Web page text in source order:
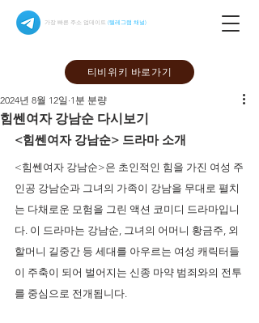
가장 빠른 주소 업데이트 (텔레그램 채널)
티비위키 바로가기
힘쎈여자 강남순 다시보기
2024년 8월 12일 1분 분량
<힘쎈여자 강남순> 드라마 소개
<힘쎈여자 강남순>은 초인적인 힘을 가진 여성 주
인공 강남순과 그녀의 가족이 강남을 무대로 펼치
는 다채로운 모험을 그린 액션 코미디 드라마입니
다. 이 드라마는 강남순, 그녀의 어머니 황금주, 외
할머니 길중간 등 세대를 아우르는 여성 캐릭터들
이 주축이 되어 벌어지는 신종 마약 범죄와의 전투
를 중심으로 전개됩니다.